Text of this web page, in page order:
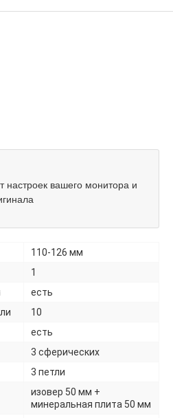
настроек вашего монитора и
110-126 мм
1
есть
10
есть
3 сферических
3 петли
изовер 50 мм +
минеральная плита 50 мм